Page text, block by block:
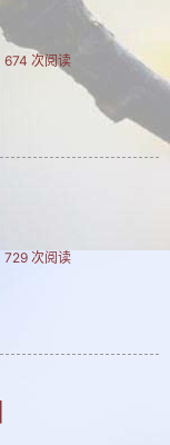
674 次阅读
729 次阅读